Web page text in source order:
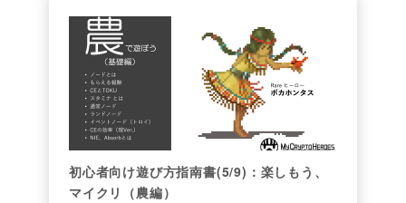
初心者向け遊び方指南書(5/9)：楽しもう、
マイクリ（農編）